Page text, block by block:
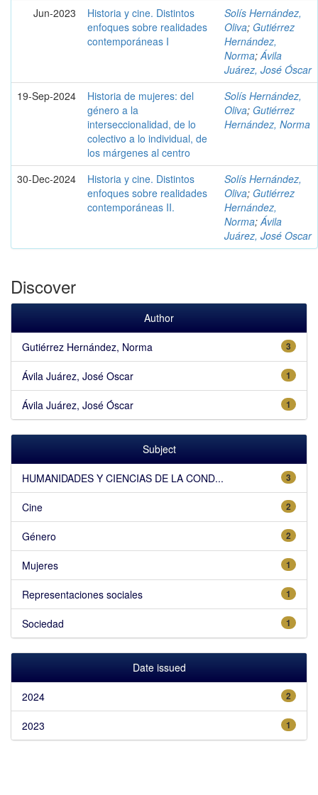
Jun-2023
Historia y cine. Distintos
enfoques sobre realidades
contemporáneas I
Solís Hernández,
Oliva; Gutiérrez
Hernández,
Norma; Ávila
Juárez, José Óscar
19-Sep-2024
Historia de mujeres: del
género a la
interseccionalidad, de lo
colectivo a lo individual, de
los márgenes al centro
Solís Hernández,
Oliva; Gutiérrez
Hernández, Norma
30-Dec-2024
Historia y cine. Distintos
enfoques sobre realidades
contemporáneas II.
Solís Hernández,
Oliva; Gutiérrez
Hernández,
Norma; Ávila
Juárez, José Oscar
Discover
Author
3
Gutiérrez Hernández, Norma
1
Ávila Juárez, José Oscar
1
Ávila Juárez, José Óscar
Subject
3
HUMANIDADES Y CIENCIAS DE LA COND...
2
Cine
2
Género
1
Mujeres
1
Representaciones sociales
1
Sociedad
Date issued
2
2024
1
2023